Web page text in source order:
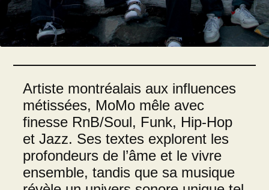
Artiste montréalais aux influences
métissées, MoMo mêle avec
finesse RnB/Soul, Funk, Hip-Hop
et Jazz. Ses textes explorent les
profondeurs de l’âme et le vivre
ensemble, tandis que sa musique